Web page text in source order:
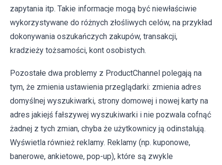
zapytania itp. Takie informacje mogą być niewłaściwie
wykorzystywane do różnych złośliwych celów, na przykład
dokonywania oszukańczych zakupów, transakcji,
kradzieży tożsamości, kont osobistych.
Pozostałe dwa problemy z ProductChannel polegają na
tym, że zmienia ustawienia przeglądarki: zmienia adres
domyślnej wyszukiwarki, strony domowej i nowej karty na
adres jakiejś fałszywej wyszukiwarki i nie pozwala cofnąć
żadnej z tych zmian, chyba że użytkownicy ją odinstalują.
Wyświetla również reklamy. Reklamy (np. kuponowe,
banerowe, ankietowe, pop-up), które są zwykle